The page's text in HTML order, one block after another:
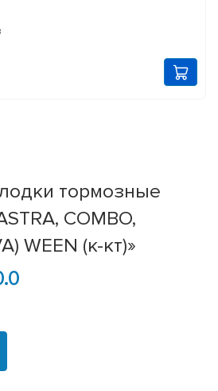
тормозные
COMBO,
WEEN (к-кт)»